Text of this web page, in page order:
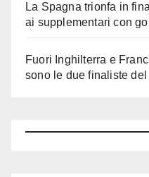
La Spagna trionfa in
ai supplementari con
Fuori Inghilterra e
sono le due finaliste